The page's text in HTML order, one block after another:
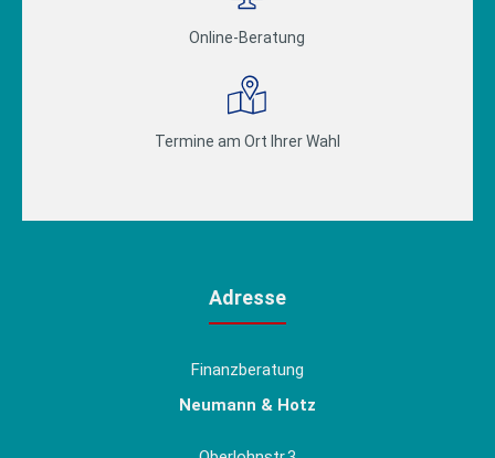
Online-Beratung
Termine am Ort Ihrer Wahl
Adresse
Finanzberatung
Neumann & Hotz